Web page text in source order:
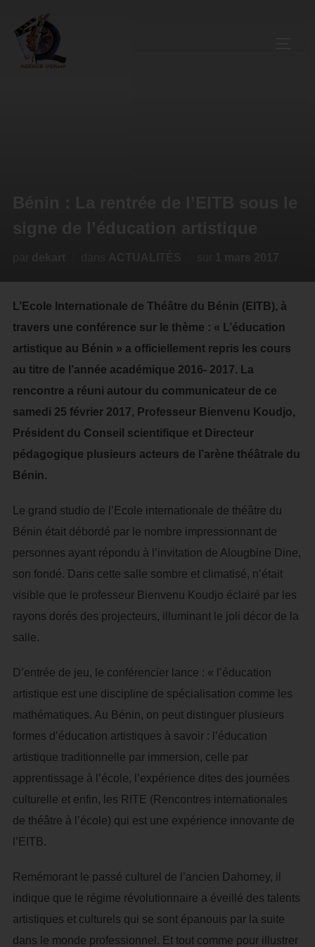
L’Ecole Internationale de Théâtre du Bénin (EITB), à
travers une conférence sur le thème : « L’éducation
artistique au Bénin » a officiellement repris les cours
au titre de l’année académique 2016- 2017. La
rencontre a réuni autour du communicateur de ce
samedi 25 février 2017, Professeur Bienvenu Koudjo,
Président du Conseil scientifique et Directeur
pédagogique plusieurs acteurs de l’arène théâtrale du
Bénin.
Le grand studio de l’Ecole internationale de théâtre du
Bénin était débordé par le nombre impressionnant de
personnes ayant répondu à l’invitation de Alougbine Dine,
son fondé. Dans cette salle sombre et climatisé, n’était
visible que le professeur Bienvenu Koudjo éclairé par les
rayons dorés des projecteurs, illuminant le joli décor de la
salle.
D’entrée de jeu, le conférencier lance : « l’éducation
artistique est une discipline de spécialisation comme les
mathématiques. Au Bénin, on peut distinguer plusieurs
formes d’éducation artistiques à savoir : l’éducation
artistique traditionnelle par immersion, celle par
apprentissage à l’école, l’expérience dites des journées
culturelle et enfin, les RITE (Rencontres internationales
de théâtre à l’école) qui est une expérience innovante de
l’EITB.
Remémorant le passé culturel de l’ancien Dahomey, il
indique que le régime révolutionnaire a éveillé des talents
artistiques et culturels qui se sont épanouis par la suite
dans le monde professionnel. Et tout comme pour illustrer